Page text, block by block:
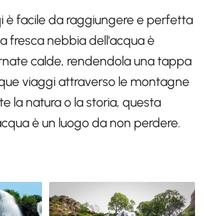
è facile da raggiungere e perfetta
fresca nebbia dell'acqua è
calde, rendendola una tappa
viaggi attraverso le montagne
la natura o la storia, questa
è un luogo da non perdere.